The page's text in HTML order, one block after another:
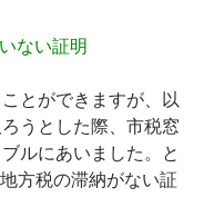
ない証明
とができますが、以
うとした際、市税窓
ルにあいました。と
地方税の滞納がない証